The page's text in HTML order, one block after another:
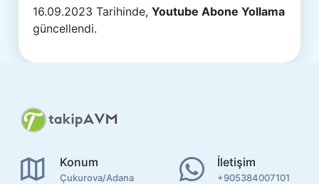
16.09.2023 Tarihinde,Youtube Abone Yollama
güncellendi.
Konum
Çukurova/Adana
İletişim
+905384007101